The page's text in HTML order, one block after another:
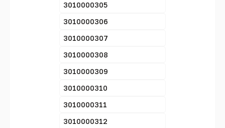
3010000305
3010000306
3010000307
3010000308
3010000309
3010000310
3010000311
3010000312